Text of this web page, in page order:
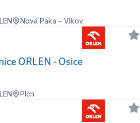
Nová Paka – Vlkov
ORLEN - Osice
Plch